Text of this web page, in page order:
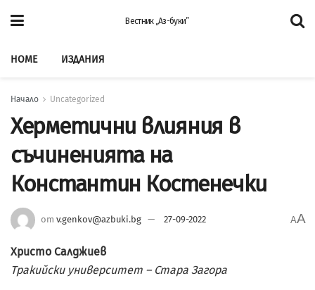
Вестник „Аз-буки”
HOME ИЗДАНИЯ
Начало Uncategorized
Херметични влияния в
съчиненията на
Константин Костенечки
от v.genkov@azbuki.bg 27-09-2022 AA
Христо Салджиев
Тракийски университет – Стара Загора